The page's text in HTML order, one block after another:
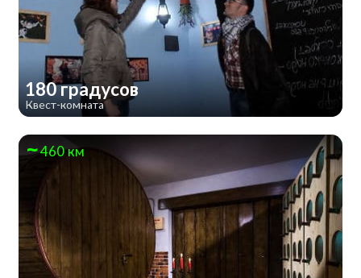
180 градусов
Квест-комната
460 км